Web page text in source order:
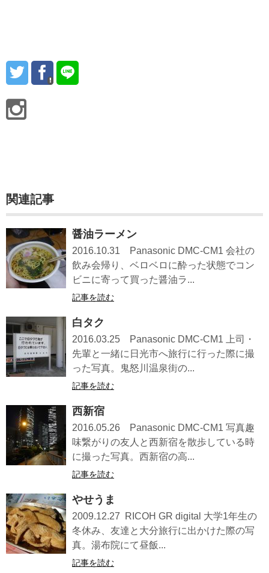
関連記事
醤油ラーメン
2016.10.31 Panasonic DMC-CM1 会社の
飲み会帰り、ベロベロに酔った状態でコン
ビニに寄って買った醤油ラ...
記事を読む
白タク
2016.03.25 Panasonic DMC-CM1 上司・
先輩と一緒に日光市へ旅行に行った際に撮
った写真。鬼怒川温泉街の...
記事を読む
西新宿
2016.05.26 Panasonic DMC-CM1 写真趣
味繋がりの友人と西新宿を散歩している時
に撮った写真。西新宿の高...
記事を読む
やせうま
2009.12.27 RICOH GR digital 大学1年生の
冬休み、友達と大分旅行に出かけた際の写
真。湯布院にて昼飯...
記事を読む